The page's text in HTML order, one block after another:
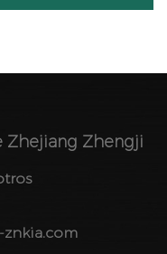
Zhejiang Zhengji
znkia.com